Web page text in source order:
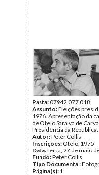
Pasta:07942.077.018
Assunto:Eleições
1976. Apresentação da
de Otelo Saraiva de
Presidência da República.
Autor:Peter Collis
Inscrições: Otelo, 1975
Data:terça, 27 de maio
Fundo:Peter Collis
Tipo Documental:
Página(s): 1